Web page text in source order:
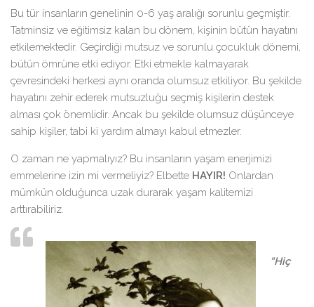
Bu tür insanların genelinin 0-6 yaş aralığı sorunlu geçmiştir.
Tatminsiz ve eğitimsiz kalan bu dönem, kişinin bütün hayatını
etkilemektedir. Geçirdiği mutsuz ve sorunlu çocukluk dönemi,
bütün ömrüne etki ediyor. Etki etmekle kalmayarak
çevresindeki herkesi aynı oranda olumsuz etkiliyor. Bu şekilde
hayatını zehir ederek mutsuzluğu seçmiş kişilerin destek
alması çok önemlidir. Ancak bu şekilde olumsuz düşünceye
sahip kişiler, tabi ki yardım almayı kabul etmezler.
O zaman ne yapmalıyız? Bu insanların yaşam enerjimizi
emmelerine izin mi vermeliyiz? Elbette HAYIR! Onlardan
mümkün olduğunca uzak durarak yaşam kalitemizi
arttırabiliriz.
“Hiç